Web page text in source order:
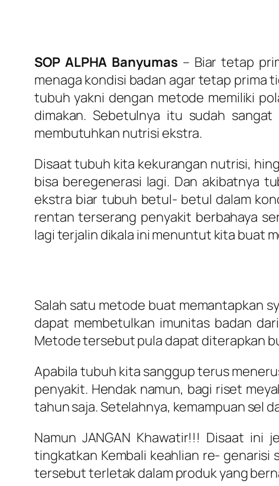
SOP ALPHA Banyumas – Biar tetap
menaga kondisi badan agar tetap prima
tubuh yakni dengan metode memiliki
dimakan. Sebetulnya itu sudah
membutuhkan nutrisi ekstra.
Disaat tubuh kita kekurangan nutrisi,
bisa beregenerasi lagi. Dan akibatnya
ekstra biar tubuh betul- betul dalam
rentan terserang penyakit berbahaya
lagi terjalin dikala ini menuntut kita buat
Salah satu metode buat memantapkan
dapat membetulkan imunitas badan
Metode tersebut pula dapat diterapkan
Apabila tubuh kita sanggup terus
penyakit. Hendak namun, bagi riset
tahun saja. Setelahnya, kemampuan sel
Namun JANGAN Khawatir!!! Disaat
tingkatkan Kembali keahlian re-
tersebut terletak dalam produk yang